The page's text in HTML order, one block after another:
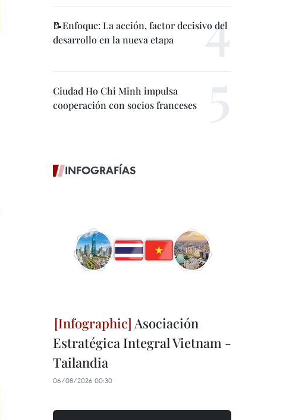
📝Enfoque: La acción, factor decisivo del
desarrollo en la nueva etapa
Ciudad Ho Chi Minh impulsa
cooperación con socios franceses
INFOGRAFÍAS
Asociación
Estratégica Integral Vietnam -
Tailandia
06/08/2026 00:30